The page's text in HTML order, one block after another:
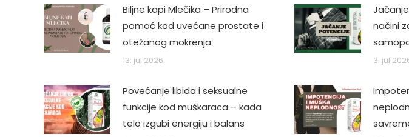
Biljne kapi Mlečika – Prirodna
pomoć kod uvećane prostate i
otežanog mokrenja
13. jul 2026.
načini
3. jul
Povećanje libida i seksualne
funkcije kod muškaraca – kada
telo izgubi energiju i balans